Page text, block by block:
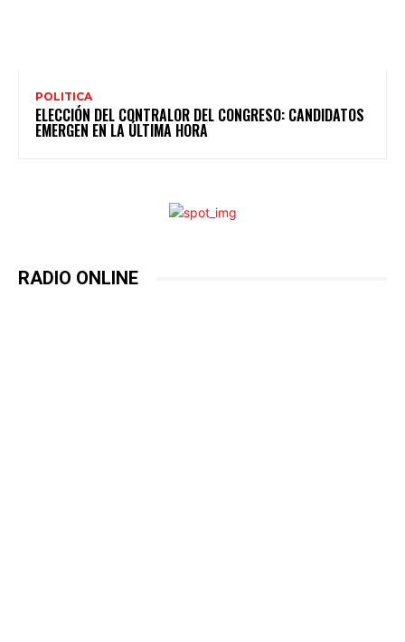
POLITICA
ELECCIÓN DEL CONTRALOR DEL CONGRESO: CANDIDATOS
EMERGEN EN LA ÚLTIMA HORA
RADIO ONLINE